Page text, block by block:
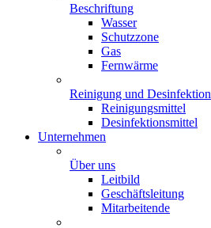
Beschriftung
Wasser
Schutzzone
Gas
Fernwärme
Reinigung und Desinfektion
Reinigungsmittel
Desinfektionsmittel
Unternehmen
Über uns
Leitbild
Geschäftsleitung
Mitarbeitende